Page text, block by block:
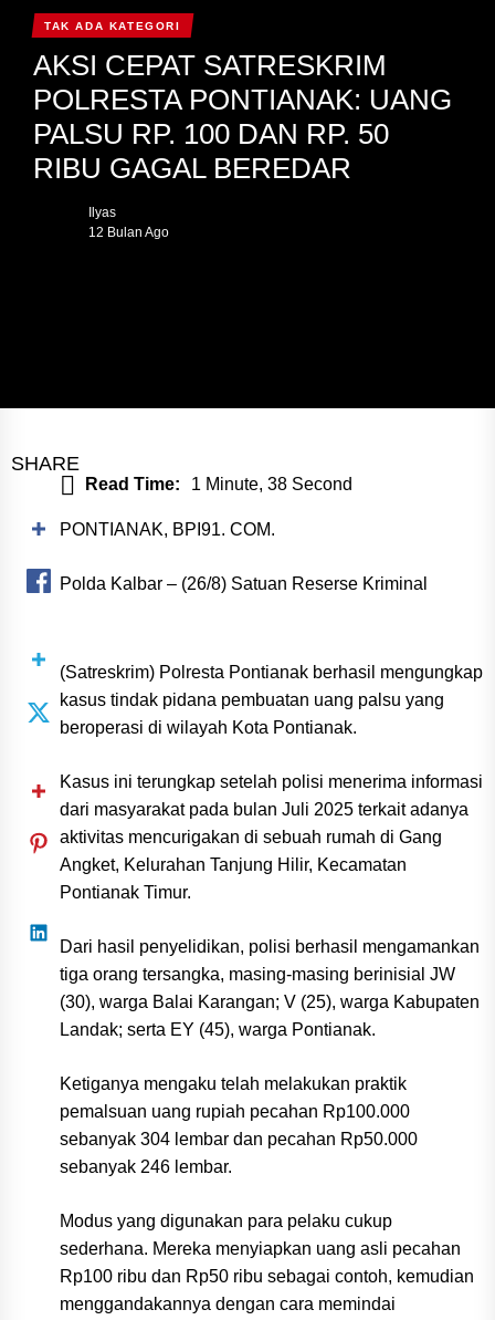
TAK ADA KATEGORI
AKSI CEPAT SATRESKRIM
POLRESTA PONTIANAK: UANG
PALSU RP. 100 DAN RP. 50
RIBU GAGAL BEREDAR
Ilyas
12 Bulan Ago
SHARE
Read Time: 1 Minute, 38 Second
PONTIANAK, BPI91. COM.
Polda Kalbar – (26/8) Satuan Reserse Kriminal
(Satreskrim) Polresta Pontianak berhasil mengungkap
kasus tindak pidana pembuatan uang palsu yang
beroperasi di wilayah Kota Pontianak.
Kasus ini terungkap setelah polisi menerima informasi
dari masyarakat pada bulan Juli 2025 terkait adanya
aktivitas mencurigakan di sebuah rumah di Gang
Angket, Kelurahan Tanjung Hilir, Kecamatan
Pontianak Timur.
Dari hasil penyelidikan, polisi berhasil mengamankan
tiga orang tersangka, masing-masing berinisial JW
(30), warga Balai Karangan; V (25), warga Kabupaten
Landak; serta EY (45), warga Pontianak.
Ketiganya mengaku telah melakukan praktik
pemalsuan uang rupiah pecahan Rp100.000
sebanyak 304 lembar dan pecahan Rp50.000
sebanyak 246 lembar.
Modus yang digunakan para pelaku cukup
sederhana. Mereka menyiapkan uang asli pecahan
Rp100 ribu dan Rp50 ribu sebagai contoh, kemudian
menggandakannya dengan cara memindai